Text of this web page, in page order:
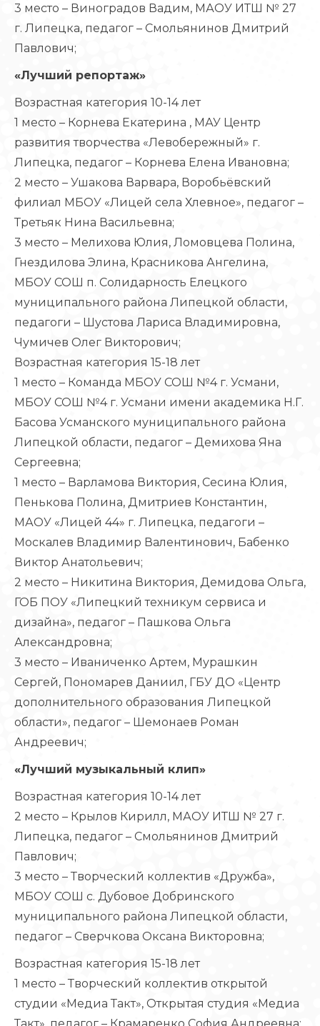
3 место – Виноградов Вадим, МАОУ ИТШ № 27
г. Липецка, педагог – Смольянинов Дмитрий
Павлович;
«Лучший репортаж»
Возрастная категория 10-14 лет
1 место – Корнева Екатерина , МАУ Центр
развития творчества «Левобережный» г.
Липецка, педагог – Корнева Елена Ивановна;
2 место – Ушакова Варвара, Воробьёвский
филиал МБОУ «Лицей села Хлевное», педагог –
Третьяк Нина Васильевна;
3 место – Мелихова Юлия, Ломовцева Полина,
Гнездилова Элина, Красникова Ангелина,
МБОУ СОШ п. Солидарность Елецкого
муниципального района Липецкой области,
педагоги – Шустова Лариса Владимировна,
Чумичев Олег Викторович;
Возрастная категория 15-18 лет
1 место – Команда МБОУ СОШ №4 г. Усмани,
МБОУ СОШ №4 г. Усмани имени академика Н.Г.
Басова Усманского муниципального района
Липецкой области, педагог – Демихова Яна
Сергеевна;
1 место – Варламова Виктория, Сесина Юлия,
Пенькова Полина, Дмитриев Константин,
МАОУ «Лицей 44» г. Липецка, педагоги –
Москалев Владимир Валентинович, Бабенко
Виктор Анатольевич;
2 место – Никитина Виктория, Демидова Ольга,
ГОБ ПОУ «Липецкий техникум сервиса и
дизайна», педагог – Пашкова Ольга
Александровна;
3 место – Иваниченко Артем, Мурашкин
Сергей, Пономарев Даниил, ГБУ ДО «Центр
дополнительного образования Липецкой
области», педагог – Шемонаев Роман
Андреевич;
«Лучший музыкальный клип»
Возрастная категория 10-14 лет
2 место – Крылов Кирилл, МАОУ ИТШ № 27 г.
Липецка, педагог – Смольянинов Дмитрий
Павлович;
3 место – Творческий коллектив «Дружба»,
МБОУ СОШ с. Дубовое Добринского
муниципального района Липецкой области,
педагог – Сверчкова Оксана Викторовна;
Возрастная категория 15-18 лет
1 место – Творческий коллектив открытой
студии «Медиа Такт», Открытая студия «Медиа